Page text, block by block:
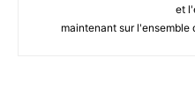
et
maintenant sur l'ensemble